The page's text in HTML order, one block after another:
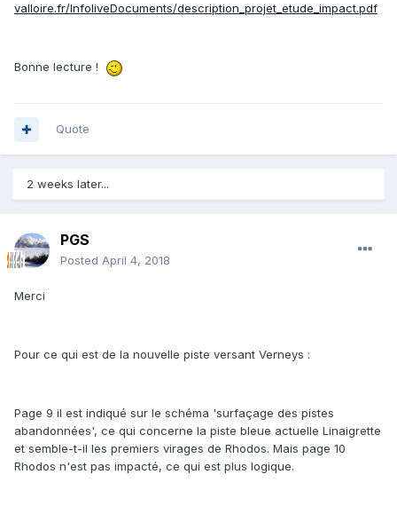
valloire.fr/InfoliveDocuments/description_projet_etude_impact.pdf
Bonne lecture !
Quote
2 weeks later...
PGS
Posted April 4, 2018
Merci
Pour ce qui est de la nouvelle piste versant Verneys :
Page 9 il est indiqué sur le schéma 'surfaçage des pistes
abandonnées', ce qui concerne la piste bleue actuelle Linaigrette
et semble-t-il les premiers virages de Rhodos. Mais page 10
Rhodos n'est pas impacté, ce qui est plus logique.